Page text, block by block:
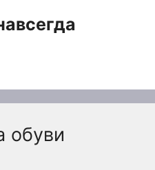
обуви